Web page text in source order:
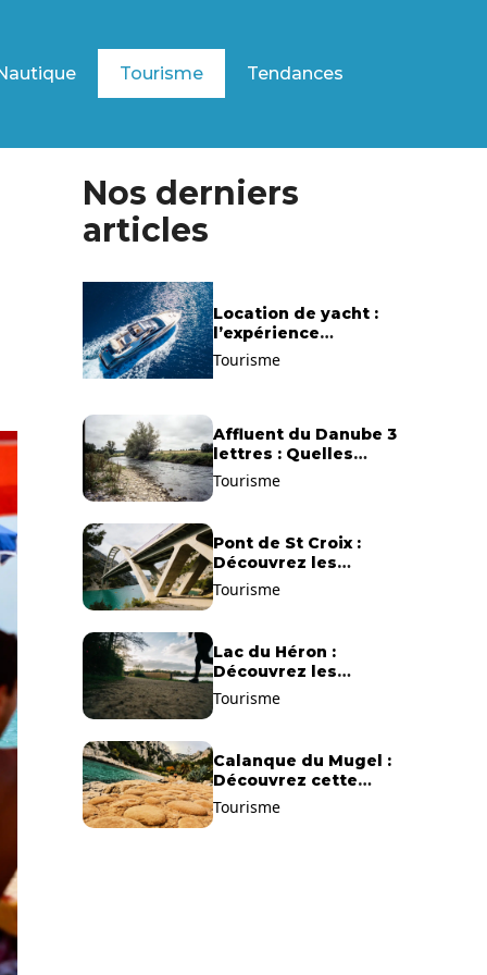
Tourisme Tendances
Nos derniers
articles
Location de yacht :
l’expérience
exclusive pour
découvrir la
Tourisme
Affluent du Danube 3
lettres : Quelles
solutions trouver ?
Tourisme
Pont de St Croix :
Découvrez les
gorges du Verdon !
Tourisme
Lac du Héron :
Découvrez les
meilleurs sentiers de
Tourisme
Calanque du Mugel :
Découvrez cette
plage paradisiaque à
Tourisme